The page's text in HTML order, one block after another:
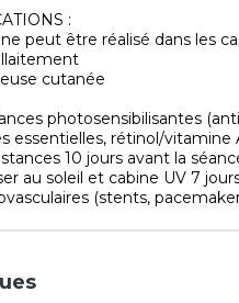
:
peut être réalisé dans les
cutanée
photosensibilisantes
essentielles, rétinol/vitamine
10 jours avant la
au soleil et cabine UV 7
(stents,